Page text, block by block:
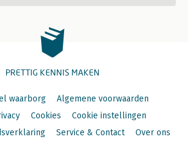
PRETTIG KENNIS MAKEN
waarborg
Algemene voorwaarden
Cookies
Cookie instellingen
Service & Contact Over ons